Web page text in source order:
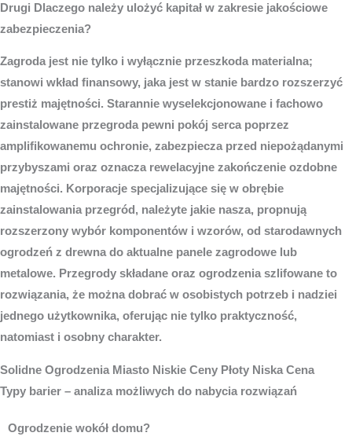
Drugi Dlaczego należy ulożyć kapitał w zakresie jakościowe
zabezpieczenia?
Zagroda jest nie tylko i wyłącznie przeszkoda materialna;
stanowi wkład finansowy, jaka jest w stanie bardzo rozszerzyć
prestiż majętności. Starannie wyselekcjonowane i fachowo
zainstalowane przegroda pewni pokój serca poprzez
amplifikowanemu ochronie, zabezpiecza przed niepożądanymi
przybyszami oraz oznacza rewelacyjne zakończenie ozdobne
majętności. Korporacje specjalizujące się w obrębie
zainstalowania przegród, należyte jakie nasza, propnują
rozszerzony wybór komponentów i wzorów, od starodawnych
ogrodzeń z drewna do aktualne panele zagrodowe lub
metalowe. Przegrody składane oraz ogrodzenia szlifowane to
rozwiązania, że można dobrać w osobistych potrzeb i nadziei
jednego użytkownika, oferując nie tylko praktyczność,
natomiast i osobny charakter.
Solidne Ogrodzenia Miasto Niskie Ceny Płoty Niska Cena
Typy barier – analiza możliwych do nabycia rozwiązań
Ogrodzenie wokół domu?